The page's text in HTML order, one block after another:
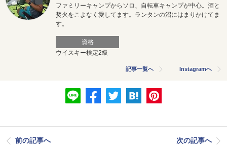
ファミリーキャンプからソロ、自転車キャンプが中心。酒と
焚火をこよなく愛してます。ランタンの沼にはまりかけてま
す。
資格
ウイスキー検定2級
記事一覧へ Instagramへ
前の記事へ 次の記事へ